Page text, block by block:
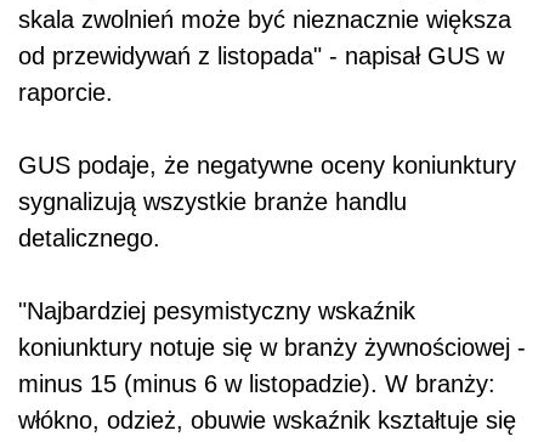
skala zwolnień może być nieznacznie większa
od przewidywań z listopada" - napisał GUS w
raporcie.
GUS podaje, że negatywne oceny koniunktury
sygnalizują wszystkie branże handlu
detalicznego.
"Najbardziej pesymistyczny wskaźnik
koniunktury notuje się w branży żywnościowej -
minus 15 (minus 6 w listopadzie). W branży:
włókno, odzież, obuwie wskaźnik kształtuje się